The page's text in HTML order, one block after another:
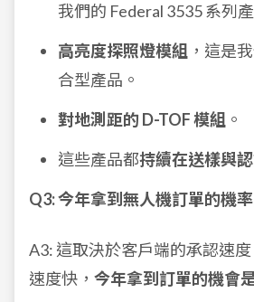
我們的 Federal 3535 系列
高亮度探照燈模組 ，這是
合型產品。
對地測距的 D-TOF 模組 。
這些產品都持續在送樣與
Q3: 今年拿到無人機訂單的機
A3: 這取決於客戶端的承認速
速度快， 今年拿到訂單的機會